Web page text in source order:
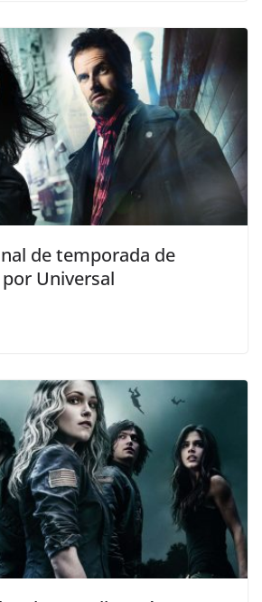
de temporada de
por Universal